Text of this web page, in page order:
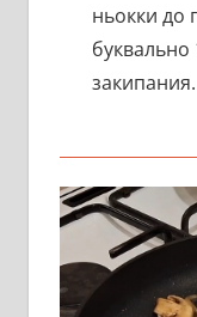
ньокки до
закипания.